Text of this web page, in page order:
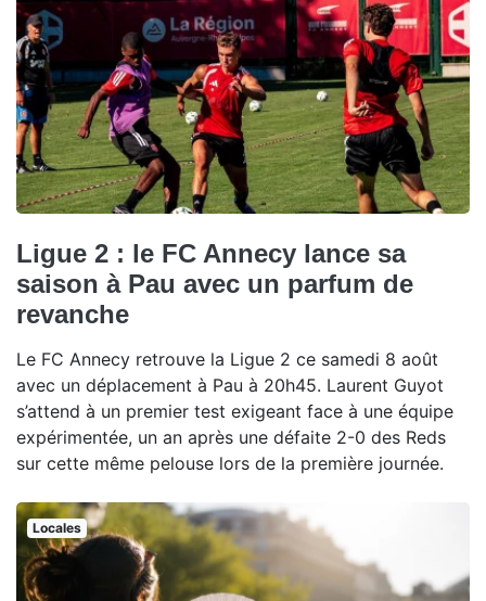
Ligue 2 : le FC Annecy lance sa
saison à Pau avec un parfum de
revanche
Le FC Annecy retrouve la Ligue 2 ce samedi 8 août
avec un déplacement à Pau à 20h45. Laurent Guyot
s’attend à un premier test exigeant face à une équipe
expérimentée, un an après une défaite 2-0 des Reds
sur cette même pelouse lors de la première journée.
Locales